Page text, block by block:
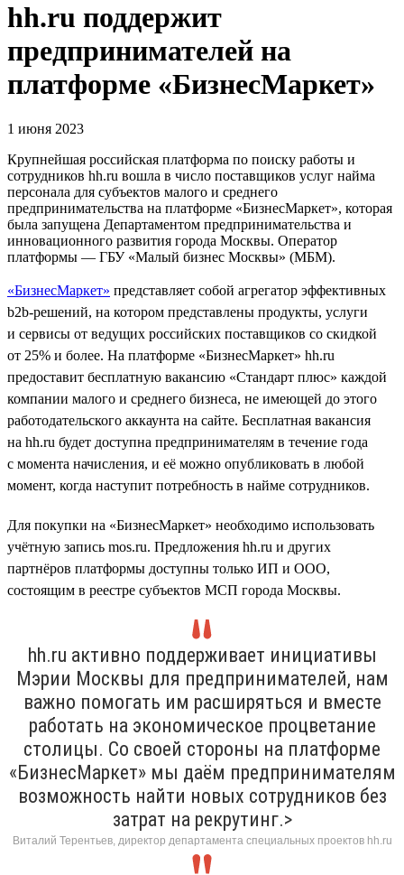
hh.ru поддержит
предпринимателей на
платформе «БизнесМаркет»
1 июня 2023
Крупнейшая российская платформа по поиску работы и
сотрудников hh.ru вошла в число поставщиков услуг найма
персонала для субъектов малого и среднего
предпринимательства на платформе «БизнесМаркет», которая
была запущена Департаментом предпринимательства и
инновационного развития города Москвы. Оператор
платформы — ГБУ «Малый бизнес Москвы» (МБМ).
«БизнесМаркет» представляет собой агрегатор эффективных
b2b-решений, на котором представлены продукты, услуги
и сервисы от ведущих российских поставщиков со скидкой
от 25% и более. На платформе «БизнесМаркет» hh.ru
предоставит бесплатную вакансию «Стандарт плюс» каждой
компании малого и среднего бизнеса, не имеющей до этого
работодательского аккаунта на сайте. Бесплатная вакансия
на hh.ru будет доступна предпринимателям в течение года
с момента начисления, и её можно опубликовать в любой
момент, когда наступит потребность в найме сотрудников.
Для покупки на «БизнесМаркет» необходимо использовать
учётную запись mos.ru. Предложения hh.ru и других
партнёров платформы доступны только ИП и ООО,
состоящим в реестре субъектов МСП города Москвы.
hh.ru активно поддерживает инициативы
Мэрии Москвы для предпринимателей, нам
важно помогать им расширяться и вместе
работать на экономическое процветание
столицы. Со своей стороны на платформе
«БизнесМаркет» мы даём предпринимателям
возможность найти новых сотрудников без
затрат на рекрутинг.>
Виталий Терентьев, директор департамента специальных проектов hh.ru